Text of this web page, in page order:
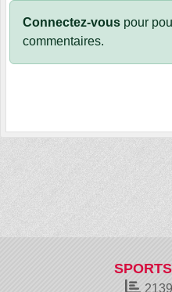
Connectez-vous pour
commentaires.
SPORTS